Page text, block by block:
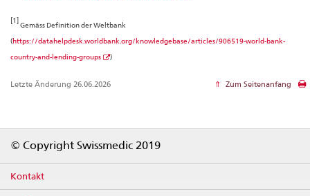
[1]
Gemäss Definition der Weltbank
(https://datahelpdesk.worldbank.org/knowledgebase/articles/906519-world-bank-
country-and-lending-groups
)
Letzte Änderung 26.06.2026 Zum Seitenanfang
© Copyright Swissmedic 2019
Kontakt